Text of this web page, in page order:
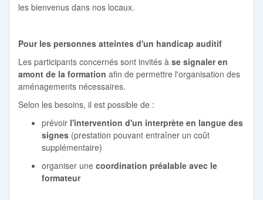
les bienvenus dans nos locaux.
Pour les personnes atteintes d'un handicap auditif
Les participants concernés sont invités à se signaler en
amont de la formation afin de permettre l'organisation des
aménagements nécessaires.
Selon les besoins, il est possible de :
prévoir l'intervention d'un interprète en langue des
signes (prestation pouvant entraîner un coût
supplémentaire)
organiser une coordination préalable avec le
formateur